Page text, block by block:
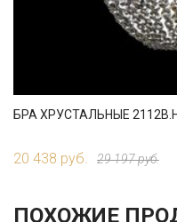
БРА ХРУСТАЛЬНЫЕ
20 438 руб. 29 197 руб.
ПОХОЖИЕ